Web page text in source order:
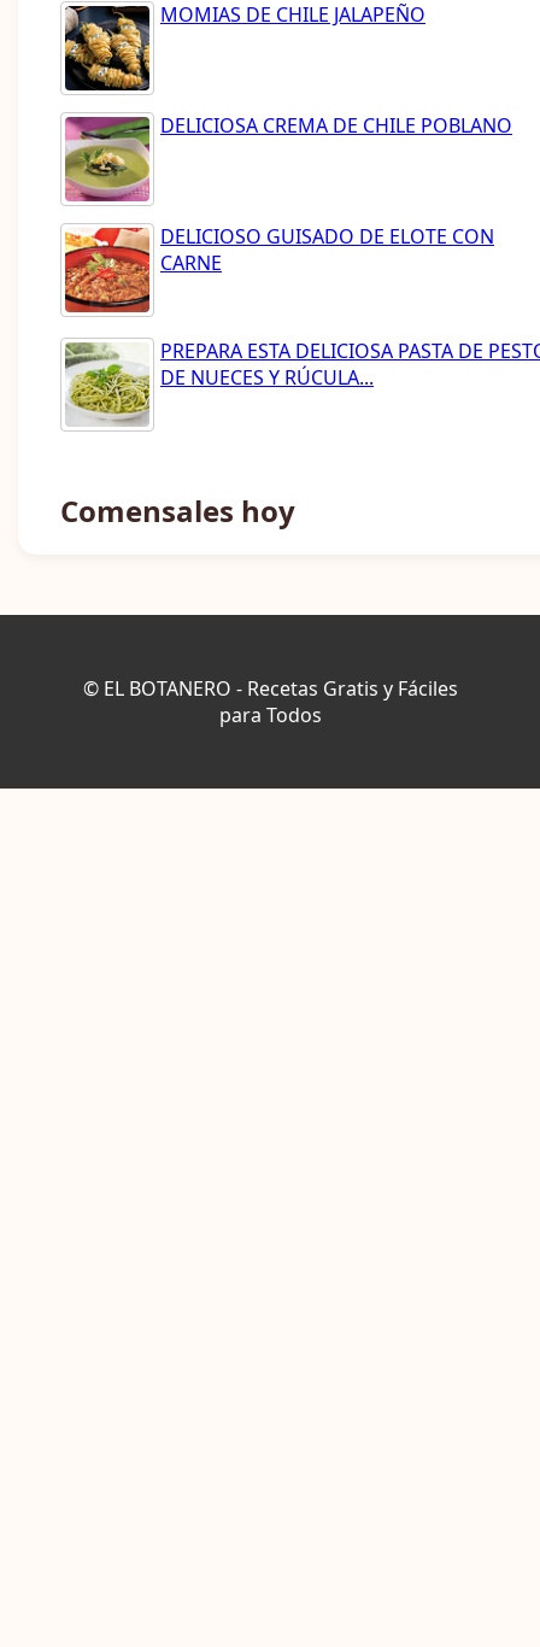
MOMIAS DE CHILE JALAPEÑO
DELICIOSA CREMA DE CHILE POBLANO
DELICIOSO GUISADO DE ELOTE CON
CARNE
PREPARA ESTA DELICIOSA PASTA DE
DE NUECES Y RÚCULA...
Comensales hoy
© EL BOTANERO - Recetas Gratis y Fáciles
para Todos